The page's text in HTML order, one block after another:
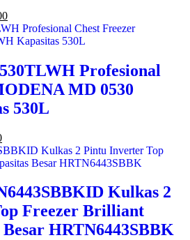
Profesional
MD 0530
530L
Kulkas 2
Freezer Brilliant
HRTN6443SBBK